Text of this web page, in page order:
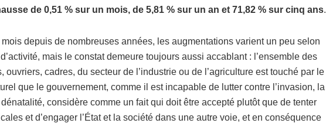
de 0,51 % sur un mois, de 5,81 % sur un an et 71,82 % sur cinq ans.
depuis de nombreuses années, les augmentations varient un peu selon
mais le constat demeure toujours aussi accablant : l’ensemble des
ouvriers, cadres, du secteur de l’industrie ou de l’agriculture est touché par le
que le gouvernement, comme il est incapable de lutter contre l’invasion, la
considère comme un fait qui doit être accepté plutôt que de tenter
et d’engager l’État et la société dans une autre voie, et en conséquence